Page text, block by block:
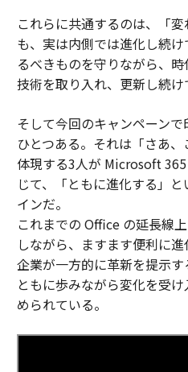
これらに共通するのは、「
も、実は内側では進化し続
るべきものを守りながら、
技術を取り入れ、更新し続け
そして今回のキャンペーン
ひとつある。それは「さあ
体現する3人が Microsoft
じて、「ともに進化する」
インだ。
これまでの Office の延長線
しながら、ますます便利に
企業が一方的に革新を提示
ともに歩みながら変化を受
められている。